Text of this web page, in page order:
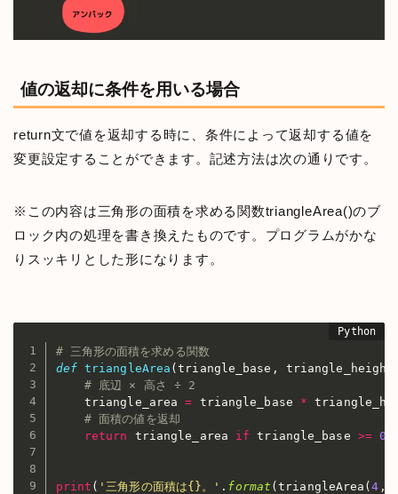
値の返却に条件を用いる場合
return文で値を返却する時に、条件によって返却する値を
変更設定することができます。記述方法は次の通りです。
※この内容は三角形の面積を求める関数triangleArea()のブ
ロック内の処理を書き換えたものです。プログラムがかな
りスッキリとした形になります。
# 三角形の面積を求める関数
def triangleArea (triangle_base , triangle_height
# 底辺 × 高さ ÷ 2
    triangle_area
= triangle_base *
# 面積の値を返却
return
triangle_area if triangle_base >= 0
print ( '三角形の面積は{}。' . format (triangleArea (4 ,